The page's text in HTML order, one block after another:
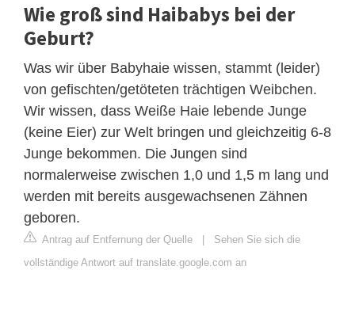
Wie groß sind Haibabys bei der
Geburt?
Was wir über Babyhaie wissen, stammt (leider)
von gefischten/getöteten trächtigen Weibchen.
Wir wissen, dass Weiße Haie lebende Junge
(keine Eier) zur Welt bringen und gleichzeitig 6-8
Junge bekommen. Die Jungen sind
normalerweise zwischen 1,0 und 1,5 m lang und
werden mit bereits ausgewachsenen Zähnen
geboren.
Antrag auf Entfernung der Quelle | Sehen Sie sich die
vollständige Antwort auf translate.google.com an